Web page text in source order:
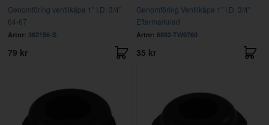
Genomföring ventilkåpa 1" I.D. 3/4"
64-67
Artnr: 382156-S
79 kr
Genomföring Ventilkåpa 1" I.D. 3/4"
Eftermarknad
Artnr: 6892-TW9760
35 kr